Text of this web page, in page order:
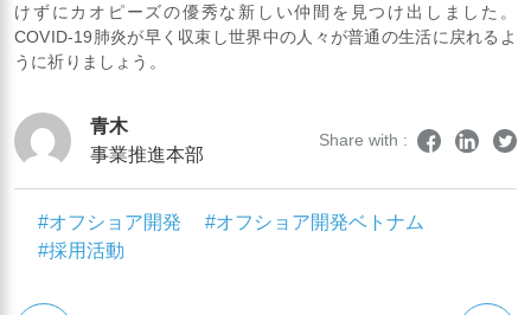
けずにカオピーズの優秀な新しい仲間を見つけ出しました。
COVID-19肺炎が早く収束し世界中の人々が普通の生活に戻れるよ
うに祈りましょう。
青木
事業推進本部
Share with :
#オフショア開発
#オフショア開発ベトナム
#採用活動